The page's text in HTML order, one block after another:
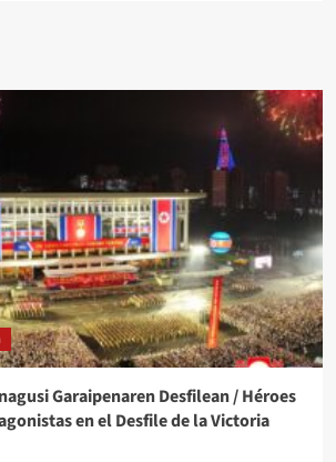
Garaipenaren Desfilean / Héroes
en el Desfile de la Victoria